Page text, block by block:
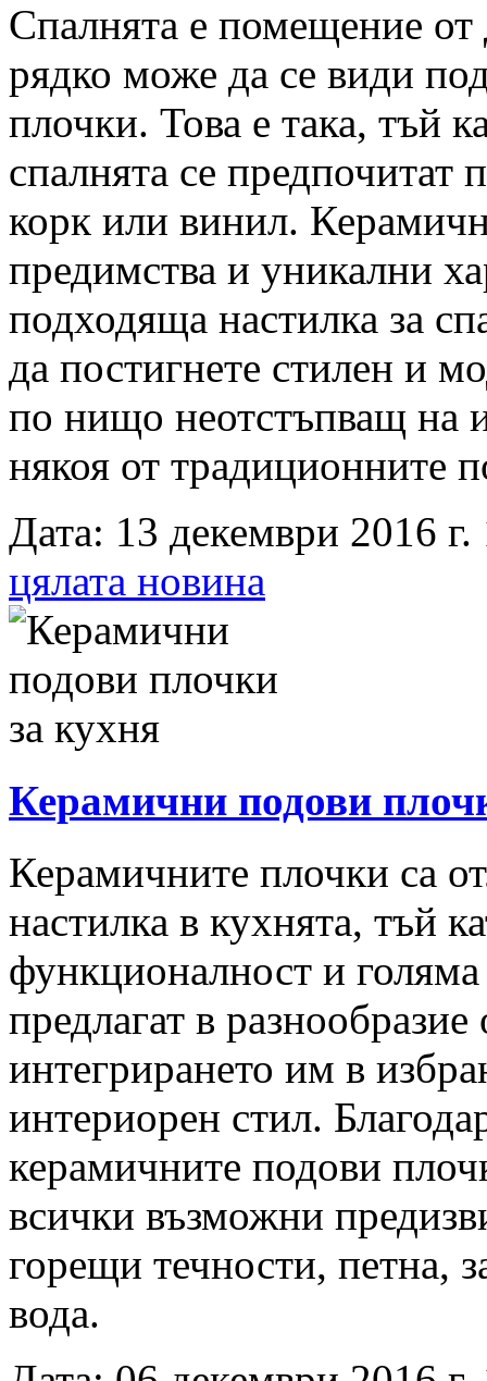
Спалнята е помещение от
рядко може да се види
плочки. Това е така, тъй
спалнята се предпочитат
корк или винил.
предимства и уникални
подходяща настилка за
да постигнете стилен и
по нищо неотстъпващ на
някоя от традиционните
Дата: 13 декември 2016
цялата новина
Керамични подови
Керамичните плочки са
настилка в кухнята, тъй
функционалност и
предлагат в
интегрирането им в
интериорен стил.
керамичните подови
всички възможни
горещи течности, петна,
вода.